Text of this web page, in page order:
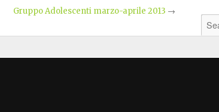
Gruppo Adolescenti marzo-aprile 2013 →